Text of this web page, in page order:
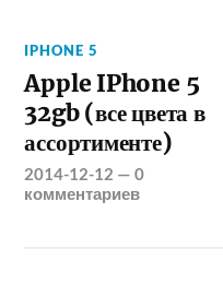
IPHONE 5
Apple IPhone 5
32gb (все цвета в
ассортименте)
2014-12-12 —0
комментариев